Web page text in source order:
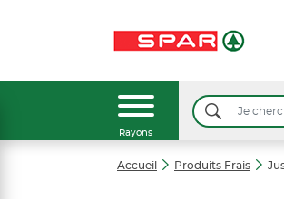
Rayons
Accueil Produits Frais